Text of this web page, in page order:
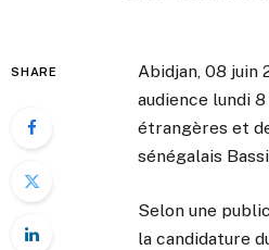
SHARE
Abidjan, 08 juin
audience lundi
étrangères et
sénégalais
Selon une
la candidature